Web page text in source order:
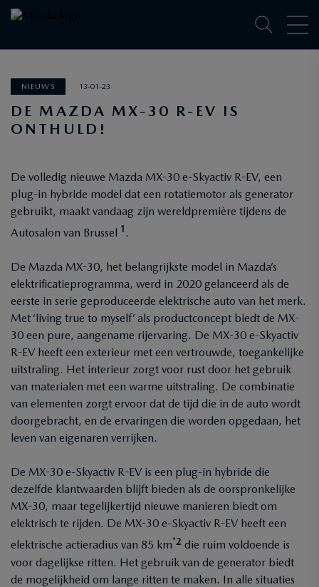
NIEUWS 13-01-23
DE MAZDA MX-30 R-EV IS
ONTHULD!
De volledig nieuwe Mazda MX-30 e-Skyactiv R-EV, een
plug-in hybride model dat een rotatiemotor als generator
gebruikt, maakt vandaag zijn wereldpremière tijdens de
Autosalon van Brussel 1.
De Mazda MX-30, het belangrijkste model in Mazda’s
elektrificatieprogramma, werd in 2020 gelanceerd als de
eerste in serie geproduceerde elektrische auto van het merk.
Met ‘living true to myself’ als productconcept biedt de MX-
30 een pure, aangename rijervaring. De MX-30 e-Skyactiv
R-EV heeft een exterieur met een vertrouwde, toegankelijke
uitstraling. Het interieur zorgt voor rust door het gebruik
van materialen met een warme uitstraling. De combinatie
van elementen zorgt ervoor dat de tijd die in de auto wordt
doorgebracht, en de ervaringen die worden opgedaan, het
leven van eigenaren verrijken.
De MX-30 e-Skyactiv R-EV is een plug-in hybride die
dezelfde klantwaarden blijft bieden als de oorspronkelijke
MX-30, maar tegelijkertijd nieuwe manieren biedt om
elektrisch te rijden. De MX-30 e-Skyactiv R-EV heeft een
elektrische actieradius van 85 km*2 die ruim voldoende is
voor dagelijkse ritten. Het gebruik van de generator biedt
de mogelijkheid om lange ritten te maken. In alle situaties